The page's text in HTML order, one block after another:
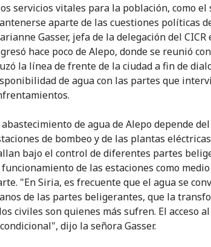
servicios vitales para la población, como
aparte de las cuestiones políticas
Gasser, jefa de la delegación del
hace poco de Alepo, donde se reunió
la línea de frente de la ciudad a fin de
de agua con las partes que
abastecimiento de agua de Alepo depende
de bombeo y de las plantas
bajo el control de diferentes partes
de las estaciones como
"En Siria, es frecuente que el agua se
de las partes beligerantes, que la
civiles son quienes más sufren. El acceso
dijo la señora Gasser.